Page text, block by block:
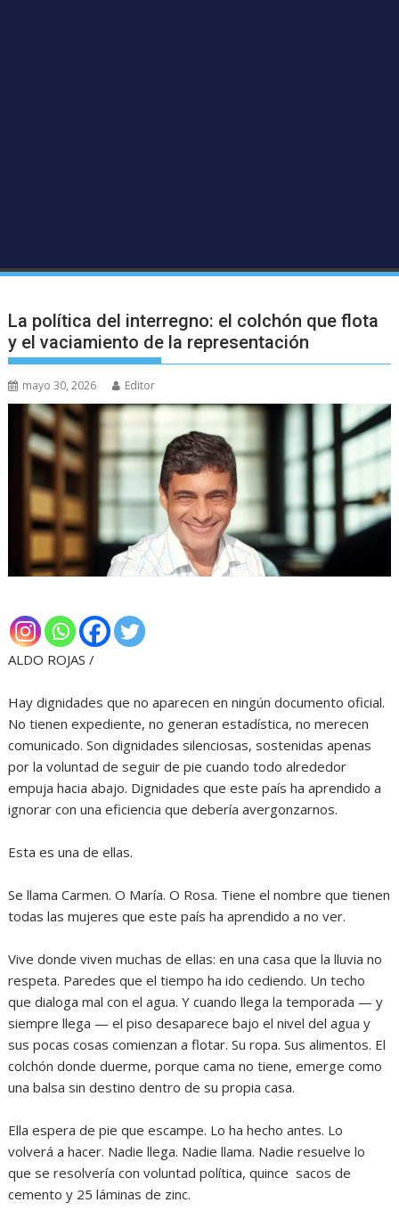
‎La política del interregno: el colchón que flota
y el vaciamiento de la representación
mayo 30, 2026 Editor
ALDO ROJAS /
‎Hay dignidades que no aparecen en ningún documento oficial.
No tienen expediente, no generan estadística, no merecen
comunicado. Son dignidades silenciosas, sostenidas apenas
por la voluntad de seguir de pie cuando todo alrededor
empuja hacia abajo. Dignidades que este país ha aprendido a
ignorar con una eficiencia que debería avergonzarnos.
‎Esta es una de ellas.
‎Se llama Carmen. O María. O Rosa. Tiene el nombre que tienen
todas las mujeres que este país ha aprendido a no ver.
‎Vive donde viven muchas de ellas: en una casa que la lluvia no
respeta. Paredes que el tiempo ha ido cediendo. Un techo
que dialoga mal con el agua. Y cuando llega la temporada — y
siempre llega — el piso desaparece bajo el nivel del agua y
sus pocas cosas comienzan a flotar. Su ropa. Sus alimentos. El
colchón donde duerme, porque cama no tiene, emerge como
una balsa sin destino dentro de su propia casa.
‎Ella espera de pie que escampe. Lo ha hecho antes. Lo
volverá a hacer. Nadie llega. Nadie llama. Nadie resuelve lo
que se resolvería con voluntad política, quince sacos de
cemento y 25 láminas de zinc.